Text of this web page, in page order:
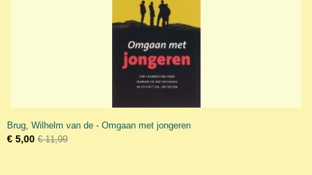
Brug, Wilhelm van de - Omgaan met jongeren
€ 5,00 € 11,99